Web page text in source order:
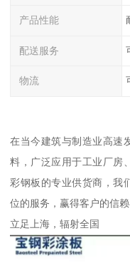
产品性能
配送服务
物流
在当今建筑与制造业高速
料，广泛应用于工业厂房
彩钢板的专业供货商，我
位的服务，赢得客户的信赖
立足上海，辐射全国